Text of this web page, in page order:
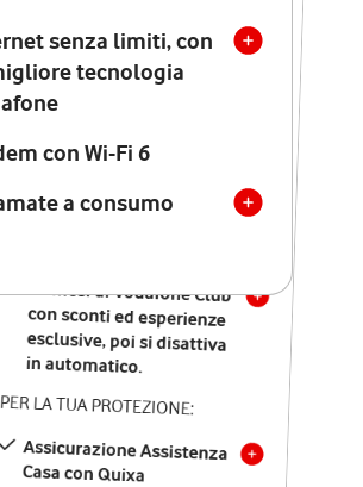
senza limiti, con
tecnologia
con Wi-Fi 6
a consumo
Internet senza limiti, con
la migliore tecnologia
Vodafone
Modem Seven con Wi-Fi 7
Chiamate illimitate verso
numeri fissi e mobili
nazionali
12 mesi di Vodafone Club
con sconti ed esperienze
esclusive, poi si disattiva
in automatico.
PER LA TUA PROTEZIONE:
Assicurazione Assistenza
Casa con Quixa